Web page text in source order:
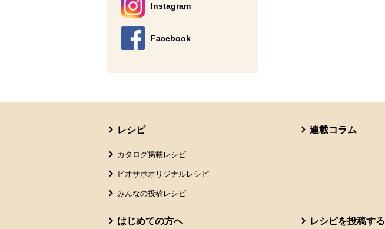
Instagram
別のウィンドウで開きます。
Facebook
別のウィンドウで開きます。
レシピ
カタログ掲載レシピ
ビオサポオリジナルレシピ
みんなの投稿レシピ
連載コラム
はじめての方へ レシピを投稿する